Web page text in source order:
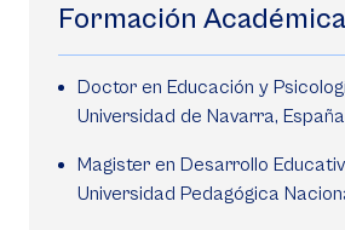
Formación Académica
Doctor en Educación y
Universidad de Navarra,
Magister en Desarrollo
Universidad Pedagógica